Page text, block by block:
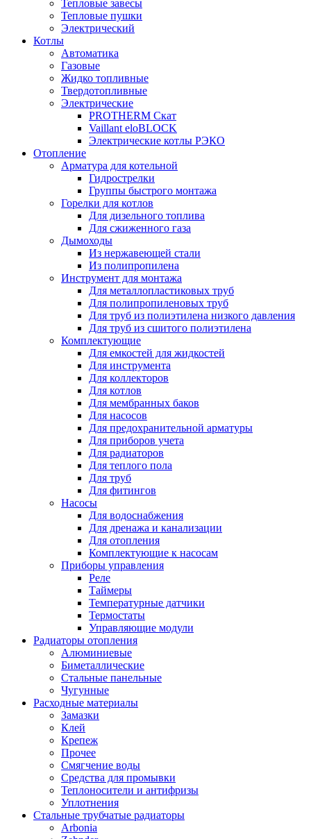
Тепловые завесы
Тепловые пушки
Электрический
Котлы
Автоматика
Газовые
Жидко топливные
Твердотопливные
Электрические
PROTHERM Скат
Vaillant eloBLOCK
Электрические котлы РЭКО
Отопление
Арматура для котельной
Гидрострелки
Группы быстрого монтажа
Горелки для котлов
Для дизельного топлива
Для сжиженного газа
Дымоходы
Из нержавеющей стали
Из полипропилена
Инструмент для монтажа
Для металлопластиковых труб
Для полипропиленовых труб
Для труб из полиэтилена низкого давления
Для труб из сшитого полиэтилена
Комплектующие
Для емкостей для жидкостей
Для инструмента
Для коллекторов
Для котлов
Для мембранных баков
Для насосов
Для предохранительной арматуры
Для приборов учета
Для радиаторов
Для теплого пола
Для труб
Для фитингов
Насосы
Для водоснабжения
Для дренажа и канализации
Для отопления
Комплектующие к насосам
Приборы управления
Реле
Таймеры
Температурные датчики
Термостаты
Управляющие модули
Радиаторы отопления
Алюминиевые
Биметаллические
Стальные панельные
Чугунные
Расходные материалы
Замазки
Клей
Крепеж
Прочее
Смягчение воды
Средства для промывки
Теплоносители и антифризы
Уплотнения
Стальные трубчатые радиаторы
Arbonia